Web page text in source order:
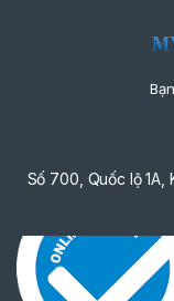
Chiều dài hành
Khả năng cắt
Khả năng cắt
ống thép
Số 700, Quốc lộ 1A,